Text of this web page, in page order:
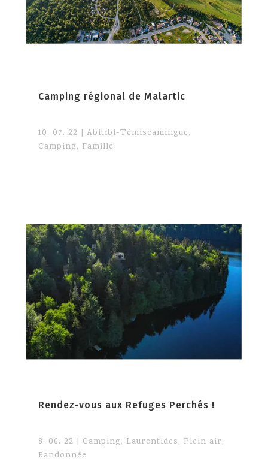
Camping régional de Malartic
10. 07. 22 | Abitibi-Témiscamingue,
Camping, Famille
Rendez-vous aux Refuges Perchés !
8. 06. 22 | Camping, Laurentides, Plein air,
Randonnée